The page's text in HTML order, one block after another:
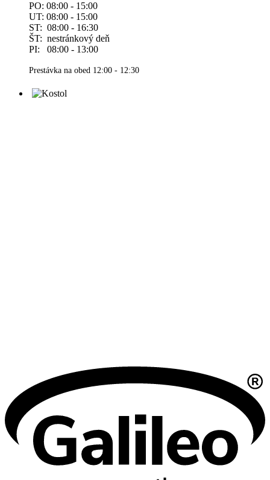
PO: 08:00 - 15:00
UT: 08:00 - 15:00
ST: 08:00 - 16:30
ŠT: nestránkový deň
PI: 08:00 - 13:00
Prestávka na obed 12:00 - 12:30